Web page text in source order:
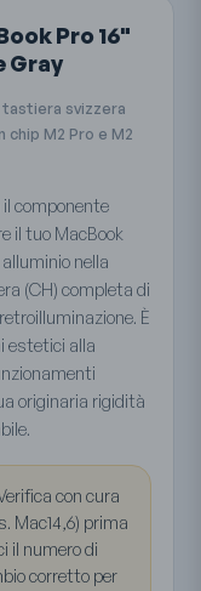
Pro 16"
Gray
svizzera
M2 Pro e M2
componente
il tuo MacBook
alluminio nella
(CH) completa di
È
estetici alla
originaria rigidità
con cura
Mac14,6) prima
il numero di
corretto per